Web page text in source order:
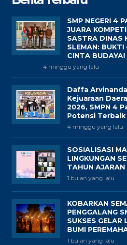
SMP NEGERI 4
JUARA
SASTRA DINAS
SLEMAN: BUKTI
CINTA BUDAYA!
4 minggu yang lalu
Daffa
Kejuaraan
2026, SMPN 4
Potensi Terbaik
4 minggu yang lalu
SOSIALISASI
LINGKUNGAN
TAHUN
1 bulan yang lalu
KOBARKAN
PENGGALANG
SUKSES
BUMI
1 bulan yang lalu